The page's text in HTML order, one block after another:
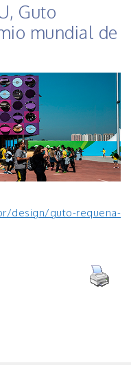
Guto
mundial de
design/guto-requena-